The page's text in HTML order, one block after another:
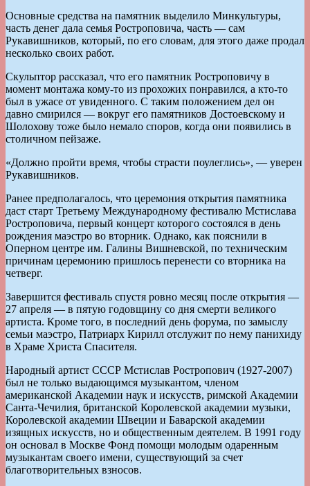
Основные средства на памятник выделило Минкультуры,
часть денег дала семья Ростроповича, часть — сам
Рукавишников, который, по его словам, для этого даже продал
несколько своих работ.
Скульптор рассказал, что его памятник Ростроповичу в
момент монтажа кому-то из прохожих понравился, а кто-то
был в ужасе от увиденного. С таким положением дел он
давно смирился — вокруг его памятников Достоевскому и
Шолохову тоже было немало споров, когда они появились в
столичном пейзаже.
«Должно пройти время, чтобы страсти поулеглись», — уверен
Рукавишников.
Ранее предполагалось, что церемония открытия памятника
даст старт Третьему Международному фестивалю Мстислава
Ростроповича, первый концерт которого состоялся в день
рождения маэстро во вторник. Однако, как пояснили в
Оперном центре им. Галины Вишневской, по техническим
причинам церемонию пришлось перенести со вторника на
четверг.
Завершится фестиваль спустя ровно месяц после открытия —
27 апреля — в пятую годовщину со дня смерти великого
артиста. Кроме того, в последний день форума, по замыслу
семьи маэстро, Патриарх Кирилл отслужит по нему панихиду
в Храме Христа Спасителя.
Народный артист СССР Мстислав Ростропович (1927-2007)
был не только выдающимся музыкантом, членом
американской Академии наук и искусств, римской Академии
Санта-Чечилия, британской Королевской академии музыки,
Королевской академии Швеции и Баварской академии
изящных искусств, но и общественным деятелем. В 1991 году
он основал в Москве Фонд помощи молодым одаренным
музыкантам своего имени, существующий за счет
благотворительных взносов.